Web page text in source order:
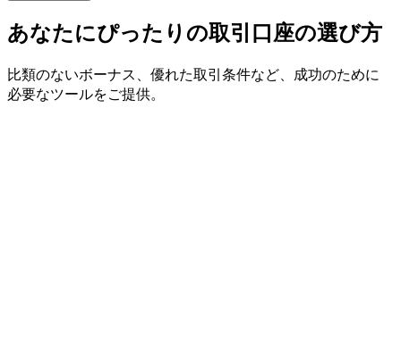
あなたにぴったりの取引口座の選び方
比類のないボーナス、 優れた取引条件など、 成功のために
必要なツールをご提供。